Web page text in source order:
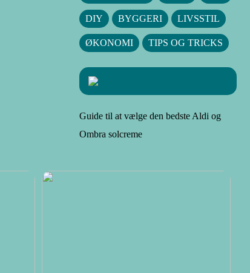
DIY BYGGERI LIVSSTIL
ØKONOMI TIPS OG TRICKS
Guide til at vælge den bedste Aldi og
Ombra solcreme